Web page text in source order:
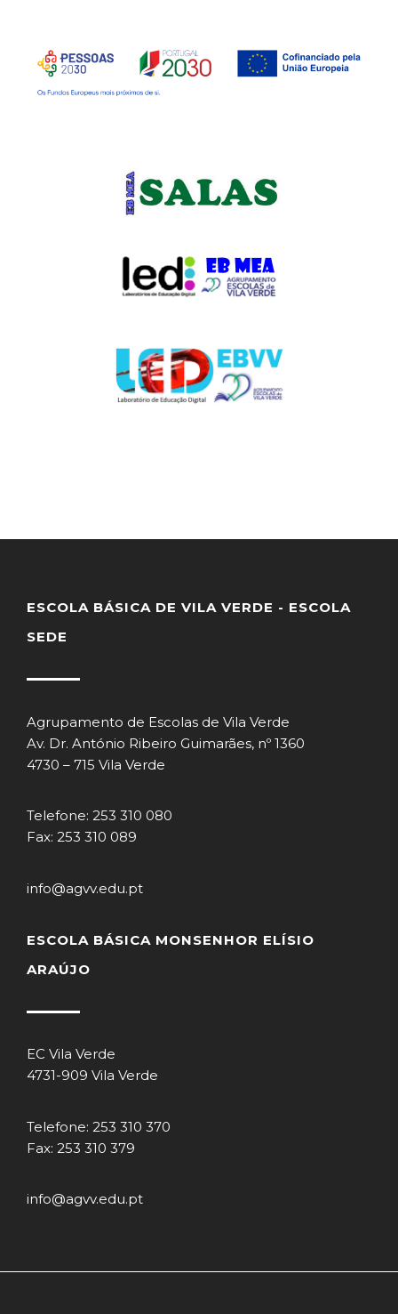
ESCOLA BÁSICA DE VILA VERDE - ESCOLA
SEDE
Agrupamento de Escolas de Vila Verde
Av. Dr. António Ribeiro Guimarães, nº 1360
4730 – 715 Vila Verde
Telefone: 253 310 080
Fax: 253 310 089
info@agvv.edu.pt
ESCOLA BÁSICA MONSENHOR ELÍSIO
ARAÚJO
EC Vila Verde
4731-909 Vila Verde
Telefone: 253 310 370
Fax: 253 310 379
info@agvv.edu.pt